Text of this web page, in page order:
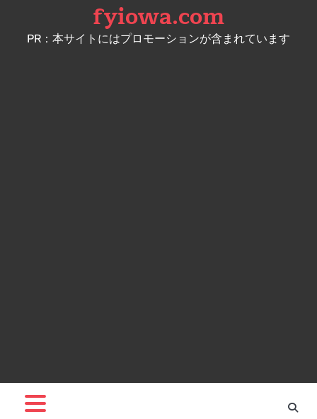
content
fyiowa.com
PR：本サイトにはプロモーションが含まれています